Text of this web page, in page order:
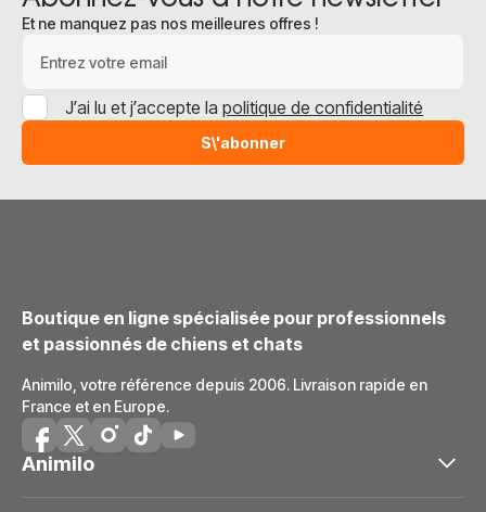
Et ne manquez pas nos meilleures offres !
S\'abonner
J’ai lu et j’accepte la politique de confidentialité
Boutique en ligne spécialisée pour professionnels
et passionnés de chiens et chats
Animilo, votre référence depuis 2006. Livraison rapide en
France et en Europe.
Animilo